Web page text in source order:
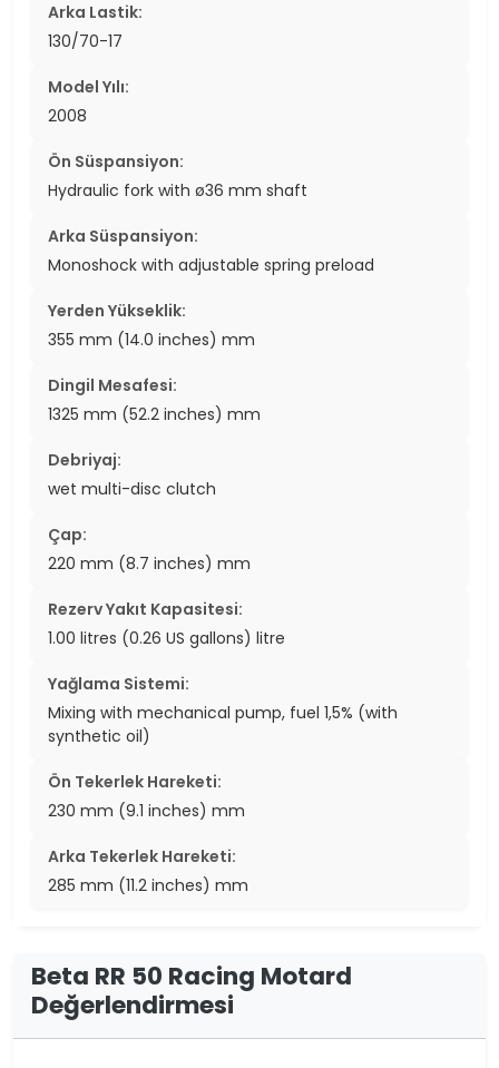
Arka Lastik:
130/70-17
Model Yılı:
2008
Ön Süspansiyon:
Hydraulic fork with ø36 mm shaft
Arka Süspansiyon:
Monoshock with adjustable spring preload
Yerden Yükseklik:
355 mm (14.0 inches) mm
Dingil Mesafesi:
1325 mm (52.2 inches) mm
Debriyaj:
wet multi-disc clutch
Çap:
220 mm (8.7 inches) mm
Rezerv Yakıt Kapasitesi:
1.00 litres (0.26 US gallons) litre
Yağlama Sistemi:
Mixing with mechanical pump, fuel 1,5% (with
synthetic oil)
Ön Tekerlek Hareketi:
230 mm (9.1 inches) mm
Arka Tekerlek Hareketi:
285 mm (11.2 inches) mm
Beta RR 50 Racing Motard
Değerlendirmesi